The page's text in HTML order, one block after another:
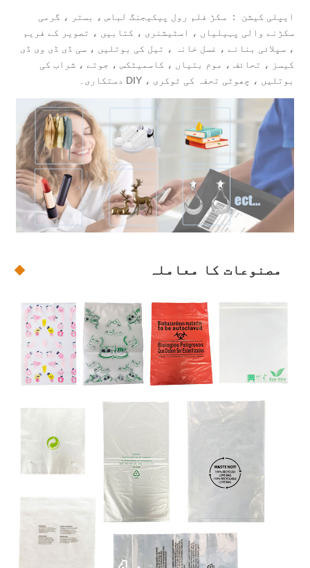
ایپلی کیشن ： سکڑ فلم رول پیکیجنگ لباس ، بستر ، گرمی
سکڑنے والی پہیلیاں ، اسٹیشنری ، کتابیں ، تصویر کے فریم
، سپلائی بنانے ، غسل خانہ ، تیل کی بوتلیں ، سی ڈی ڈی وی ڈی
کیسز ، تحائف ، موم بتیاں ، کاسمیٹکس ، جوتے ، شراب کی
بوتلیں ، چھوٹی تحفہ کی ٹوکری ، DIY دستکاری۔
مصنوعات کا معاملہ